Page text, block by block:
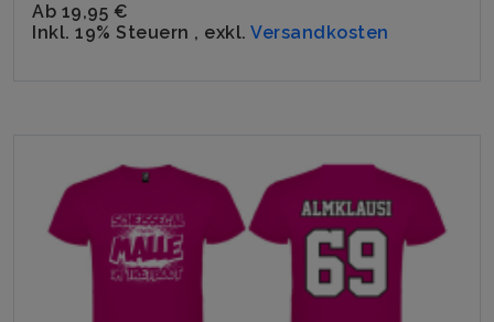
Ab 19,95 €
Inkl. 19% Steuern , exkl. Versandkosten